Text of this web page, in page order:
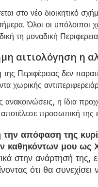
στο νέο διοικητικό
Όλοι οι υπόλοιποι
τη μοναδική
αιτιολόγηση η
Περιφέρειας δεν
χωρικής
ανακοινώσεις, η ίδια
προσωπική της
την απόφαση της
καθηκόντων μου ως
στην ανάρτησή της,
ότι θα